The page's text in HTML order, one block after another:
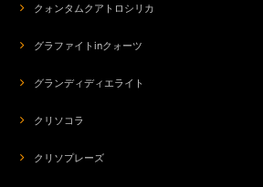
クォンタムクアトロシリカ
グラファイトinクォーツ
グランディディエライト
クリソコラ
クリソプレーズ